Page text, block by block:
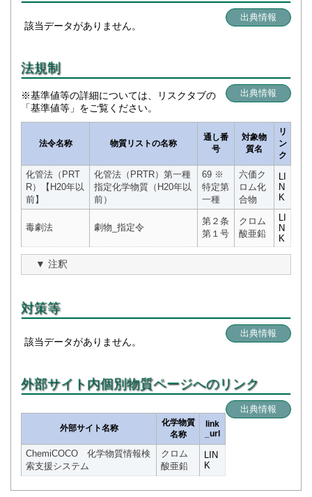
出典情報
該当データがありません。
法規制
出典情報
※基準値等の詳細については、リスクタブの
「基準値等」をご覧ください。
法令名称 物質リストの名称
通し番
号
対象物
質名
リ
ン
ク
化管法（PRT
R）【H20年以
前】
化管法（PRTR）第一種
指定化学物質（H20年以
前）
69 ※
特定第
一種
六価ク
ロム化
合物
LI
N
K
毒劇法 劇物_指定令
第２条
第１号
クロム
酸亜鉛
LI
N
K
注釈
対策等
出典情報
該当データがありません。
外部サイト内個別物質ページへのリンク
出典情報
外部サイト名称
化学物質
名称
link
_url
ChemiCOCO 化学物質情報検
索支援システム
クロム
酸亜鉛
LIN
K